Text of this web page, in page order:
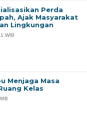
Perda
Ajak Masyarakat
Lingkungan
WIB
Menjaga Masa
Kelas